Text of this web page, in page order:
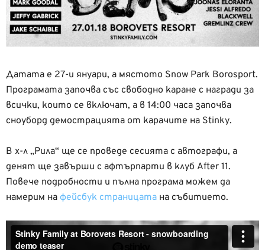
Датата е 27-и януари, а мястото Snow Park Borosport.
Програмата започва със свободно каране с награди за
всички, които се включат, а в 14:00 часа започва
сноуборд демострацията от карачите на Stinky.
В х-л „Рила“ ще се проведе сесията с автографи, а
денят ще завърши с афтърпарти в клуб After 11.
Повече подробности и пълна програма можем да
намерим на фейсбук страницата на събитието.